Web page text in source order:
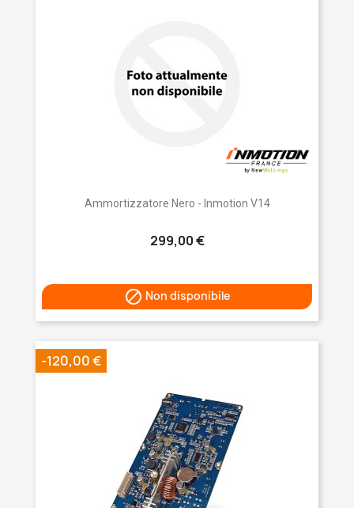
Ammortizzatore Nero - Inmotion V14
299,00 €
 Non disponibile
-120,00 €